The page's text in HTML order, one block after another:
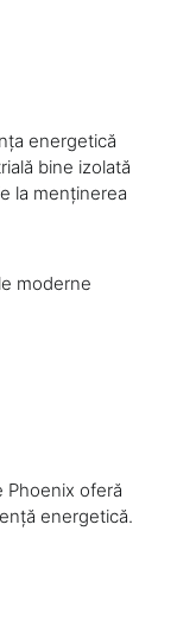
energetică
bine izolată
la menținerea
moderne
Phoenix oferă
energetică.